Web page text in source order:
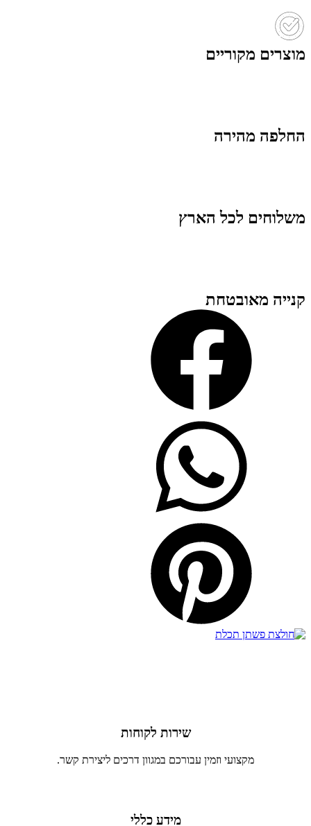
מוצרים מקוריים
החלפה מהירה
משלוחים לכל הארץ
קנייה מאובטחת
שירות לקוחות
מקצועי וזמין עבורכם במגוון דרכים ליצירת קשר.
מידע כללי